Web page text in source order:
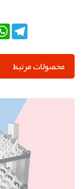
WhatsApp
محصولات مرتبط